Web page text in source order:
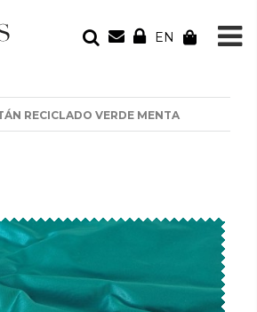
EN
Tu bolsa está vacía
RECICLADO VERDE MENTA